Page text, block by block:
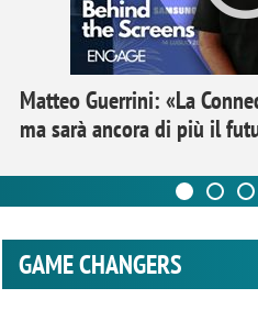
Matteo Guerrini: «La
ma sarà ancora di più il
GAME CHANGERS